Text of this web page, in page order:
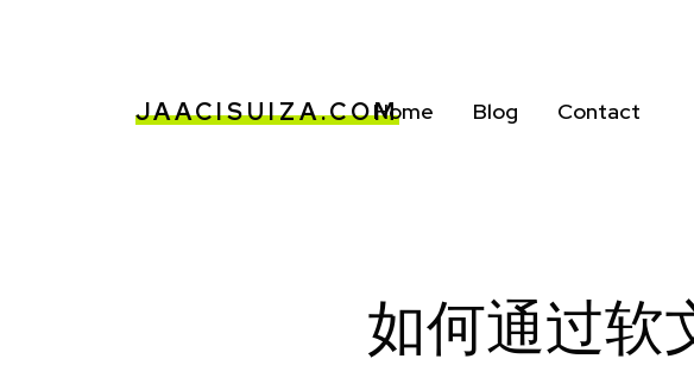
JAACISUIZA.COMHome Blog Contact
如何通过软